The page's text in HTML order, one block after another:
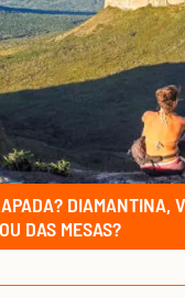
DIAMANTINA,
DAS MESAS?